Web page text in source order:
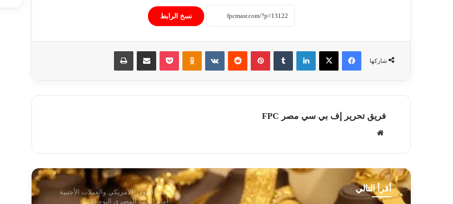
نسخ الرابط
شاركها
فيسبوك ‫X لينكدإن بينتيريست
فريق تحرير إف بي سي مصر FPC
الوي
ب
أقرأ التالي
تباين أسعار الحديد وتراجع الأسمنت في
استقرار سعر الدولار أمام الجنيه المصري
اليوم السبت 1 أغسطس 2026
سعر الدولار الأمريكي والعملات الأجنبية
أمام الجنيه المصري اليوم الاثنين